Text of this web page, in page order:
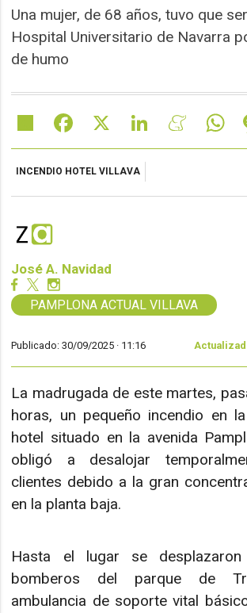
Una mujer, de 68 años, tuvo que
Hospital Universitario de Navarra
de humo
Share Facebook LinkedIn Meneame
INCENDIO HOTEL VILLAVA
José A. Navidad
PAMPLONA ACTUAL VILLAVA
Publicado: 30/09/2025 · 11:16
La madrugada de este martes,
horas, un pequeño incendio en
hotel situado en la avenida
obligó a desalojar
clientes debido a la gran
en la planta baja.
Hasta el lugar se
bomberos del parque de
ambulancia de soporte vital